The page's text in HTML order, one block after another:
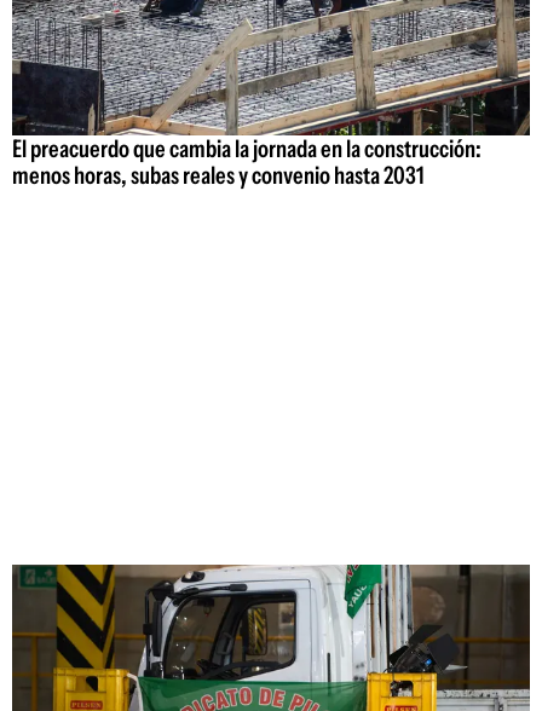
El preacuerdo que cambia la jornada en la construcción:
menos horas, subas reales y convenio hasta 2031